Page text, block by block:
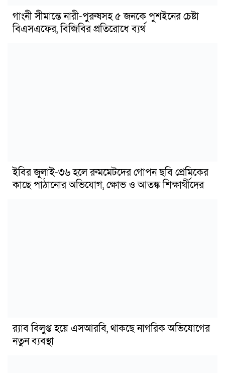
গাংনী সীমান্তে নারী-পুরুষসহ ৫ জনকে পুশইনের চেষ্টা
বিএসএফের, বিজিবির প্রতিরোধে ব্যর্থ
ইবির জুলাই-৩৬ হলে রুমমেটদের গোপন ছবি প্রেমিকের
কাছে পাঠানোর অভিযোগ, ক্ষোভ ও আতঙ্ক শিক্ষার্থীদের
র‍্যাব বিলুপ্ত হয়ে এসআরবি, থাকছে নাগরিক অভিযোগের
নতুন ব্যবস্থা